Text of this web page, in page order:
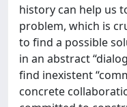
history can help us
problem, which is
to find a possible
in an abstract
find inexistent
concrete